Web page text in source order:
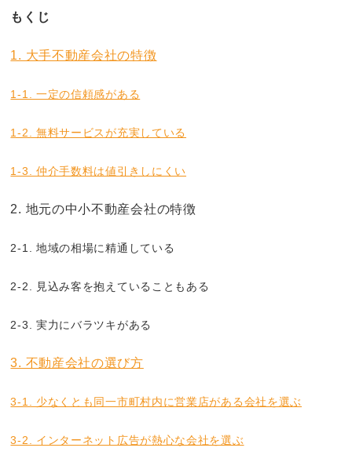
もくじ
1. 大手不動産会社の特徴
1-1. 一定の信頼感がある
1-2. 無料サービスが充実している
1-3. 仲介手数料は値引きしにくい
2. 地元の中小不動産会社の特徴
2-1. 地域の相場に精通している
2-2. 見込み客を抱えていることもある
2-3. 実力にバラツキがある
3. 不動産会社の選び方
3-1. 少なくとも同一市町村内に営業店がある会社を選ぶ
3-2. インターネット広告が熱心な会社を選ぶ